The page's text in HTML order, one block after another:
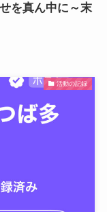
を真ん中に～末
活動の記録